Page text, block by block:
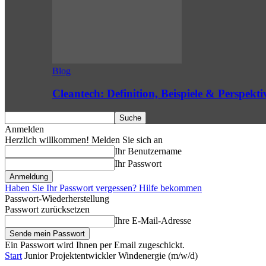
Blog
Cleantech: Definition, Beispiele &
Anmelden
Herzlich willkommen! Melden Sie sich an
Ihr Benutzername
Ihr Passwort
Haben Sie Ihr Passwort vergessen? Hilfe bekommen
Passwort-Wiederherstellung
Passwort zurücksetzen
Ihre E-Mail-Adresse
Ein Passwort wird Ihnen per Email zugeschickt.
Start Junior Projektentwickler Windenergie (m/w/d)